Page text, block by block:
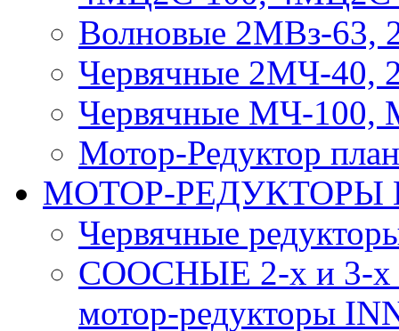
Волновые 2МВз-63,
Червячные 2МЧ-
Червячные МЧ-
Мотор-Редуктор
МОТОР-
Червячные
СООСНЫЕ 2-х и 3-х
мотор-редукторы